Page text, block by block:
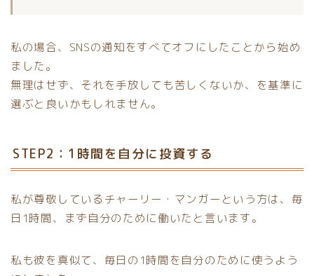
私の場合、SNSの通知をすべてオフにしたことから始め
ました。
無理はせず、それを手放しても苦しくないか、を基準に
選ぶと良いかもしれません。
STEP2：1時間を自分に投資する
私が尊敬しているチャーリー・マンガーという方は、毎
日1時間、まず自分のために働いたと言います。
私も彼を真似て、毎日の1時間を自分のために使うよう